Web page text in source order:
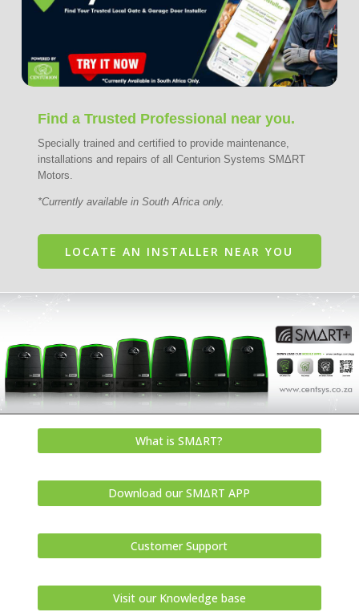
Find a Trusted Professional near you.
Specially trained and certified to provide maintenance,
installations and repairs of all Centurion Systems SMΔRT
Motors.
*Currently available in South Africa only.
LOCATE AN INSTALLER NEAR YOU
What is SMΔRT?
Download our SMΔRT APP
Customer Support
Visit our Knowledge base